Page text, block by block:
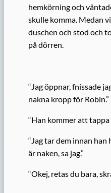
hemkörning och
skulle komma. Medan
duschen och stod och
på dörren.
“Jag öppnar, fnissade
nakna kropp för Robin.”
“Han kommer att tappa
“Jag tar dem innan
är naken, sa jag.”
“Okej, retas du bara,